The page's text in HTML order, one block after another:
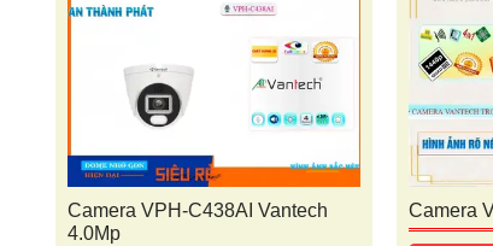
Camera VPH-C438AI Vantech
4.0Mp
Camera